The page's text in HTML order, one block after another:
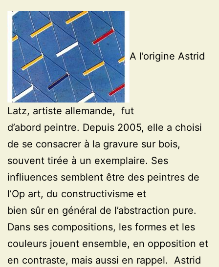
A l’origine Astrid
Latz, artiste allemande, fut
d’abord peintre. Depuis 2005, elle a choisi
de se consacrer à la gravure sur bois,
souvent tirée à un exemplaire. Ses
infliuences semblent être des peintres de
l’Op art, du constructivisme et
bien sûr en général de l’abstraction pure.
Dans ses compositions, les formes et les
couleurs jouent ensemble, en opposition et
en contraste, mais aussi en rappel. Astrid